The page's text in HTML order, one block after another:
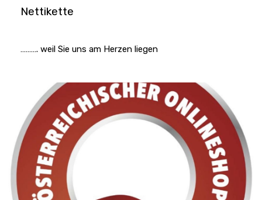
Nettikette
………. weil Sie uns am Herzen liegen